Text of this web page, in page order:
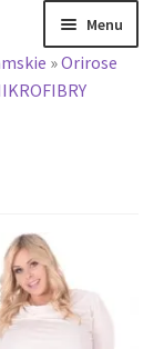
Menu
»Orirose